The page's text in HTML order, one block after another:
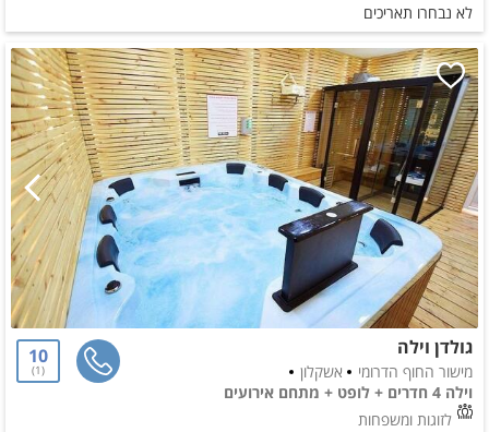
לא נבחרו תאריכים
גולדן וילה
מישור החוף הדרומי
אשקלון
וילה 4 חדרים + לופט + מתחם אירועים
לזוגות ומשפחות
10
1